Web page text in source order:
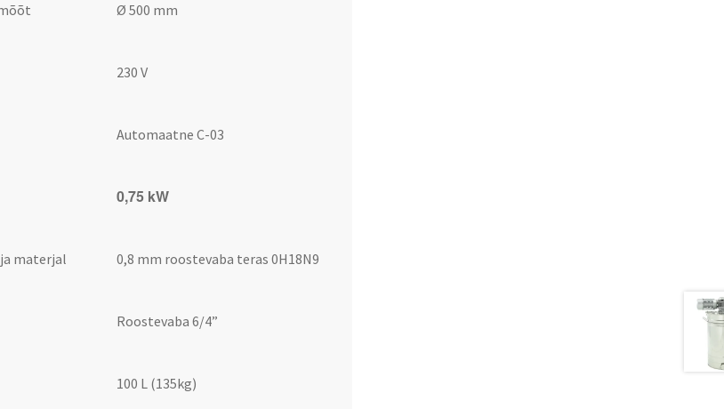
Ø 500 mm
230 V
Automaatne C-03
0,75 kW
materjal 0,8 mm roostevaba teras 0H18N9
Roostevaba 6/4”
100 L (135kg)